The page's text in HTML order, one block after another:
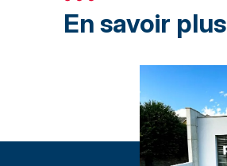
En savoir plus